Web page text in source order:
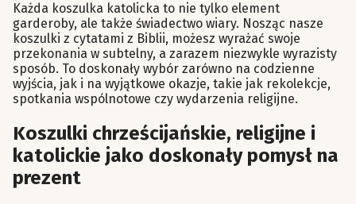
Każda koszulka katolicka to nie tylko element
garderoby, ale także świadectwo wiary. Nosząc nasze
koszulki z cytatami z Biblii, możesz wyrażać swoje
przekonania w subtelny, a zarazem niezwykle wyrazisty
sposób. To doskonały wybór zarówno na codzienne
wyjścia, jak i na wyjątkowe okazje, takie jak rekolekcje,
spotkania wspólnotowe czy wydarzenia religijne.
Koszulki chrześcijańskie, religijne i
katolickie jako doskonały pomysł na
prezent